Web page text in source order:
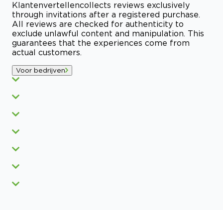
Klantenvertellencollects reviews exclusively
through invitations after a registered purchase.
All reviews are checked for authenticity to
exclude unlawful content and manipulation. This
guarantees that the experiences come from
actual customers.
Voor bedrijven